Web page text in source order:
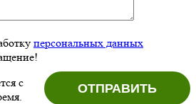
персональных данных
с